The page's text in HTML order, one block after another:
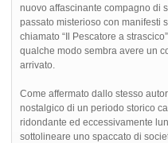
nuovo affascinante compagno di
passato misterioso con manifesti
chiamato “Il Pescatore a
qualche modo sembra avere un
arrivato.
Come affermato dallo stesso
nostalgico di un periodo storico
ridondante ed eccessivamente
sottolineare uno spaccato di